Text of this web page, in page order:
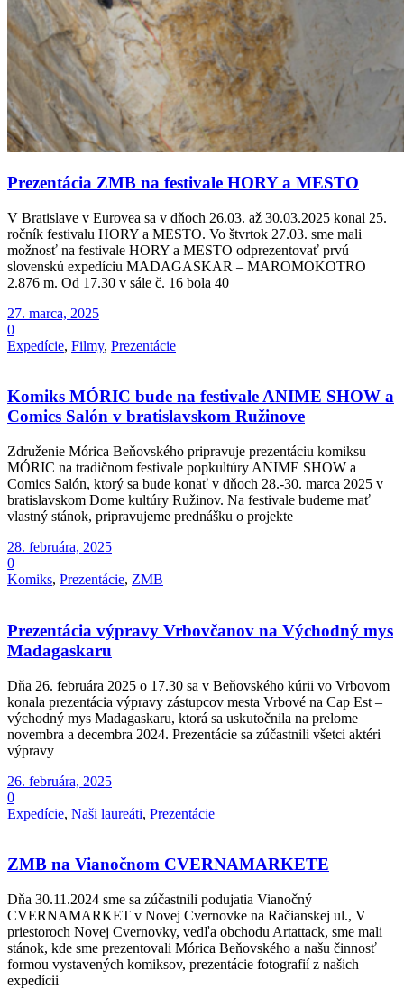
Prezentácia ZMB na festivale HORY a MESTO
V Bratislave v Eurovea sa v dňoch 26.03. až 30.03.2025 konal 25.
ročník festivalu HORY a MESTO. Vo štvrtok 27.03. sme mali
možnosť na festivale HORY a MESTO odprezentovať prvú
slovenskú expedíciu MADAGASKAR – MAROMOKOTRO
2.876 m. Od 17.30 v sále č. 16 bola 40
27. marca, 2025
0
Expedície, Filmy, Prezentácie
Komiks MÓRIC bude na festivale ANIME SHOW a
Comics Salón v bratislavskom Ružinove
Združenie Mórica Beňovského pripravuje prezentáciu komiksu
MÓRIC na tradičnom festivale popkultúry ANIME SHOW a
Comics Salón, ktorý sa bude konať v dňoch 28.-30. marca 2025 v
bratislavskom Dome kultúry Ružinov. Na festivale budeme mať
vlastný stánok, pripravujeme prednášku o projekte
28. februára, 2025
0
Komiks, Prezentácie, ZMB
Prezentácia výpravy Vrbovčanov na Východný mys
Madagaskaru
Dňa 26. februára 2025 o 17.30 sa v Beňovského kúrii vo Vrbovom
konala prezentácia výpravy zástupcov mesta Vrbové na Cap Est –
východný mys Madagaskaru, ktorá sa uskutočnila na prelome
novembra a decembra 2024. Prezentácie sa zúčastnili všetci aktéri
výpravy
26. februára, 2025
0
Expedície, Naši laureáti, Prezentácie
ZMB na Vianočnom CVERNAMARKETE
Dňa 30.11.2024 sme sa zúčastnili podujatia Vianočný
CVERNAMARKET v Novej Cvernovke na Račianskej ul., V
priestoroch Novej Cvernovky, vedľa obchodu Artattack, sme mali
stánok, kde sme prezentovali Mórica Beňovského a našu činnosť
formou vystavených komiksov, prezentácie fotografií z našich
expedícii